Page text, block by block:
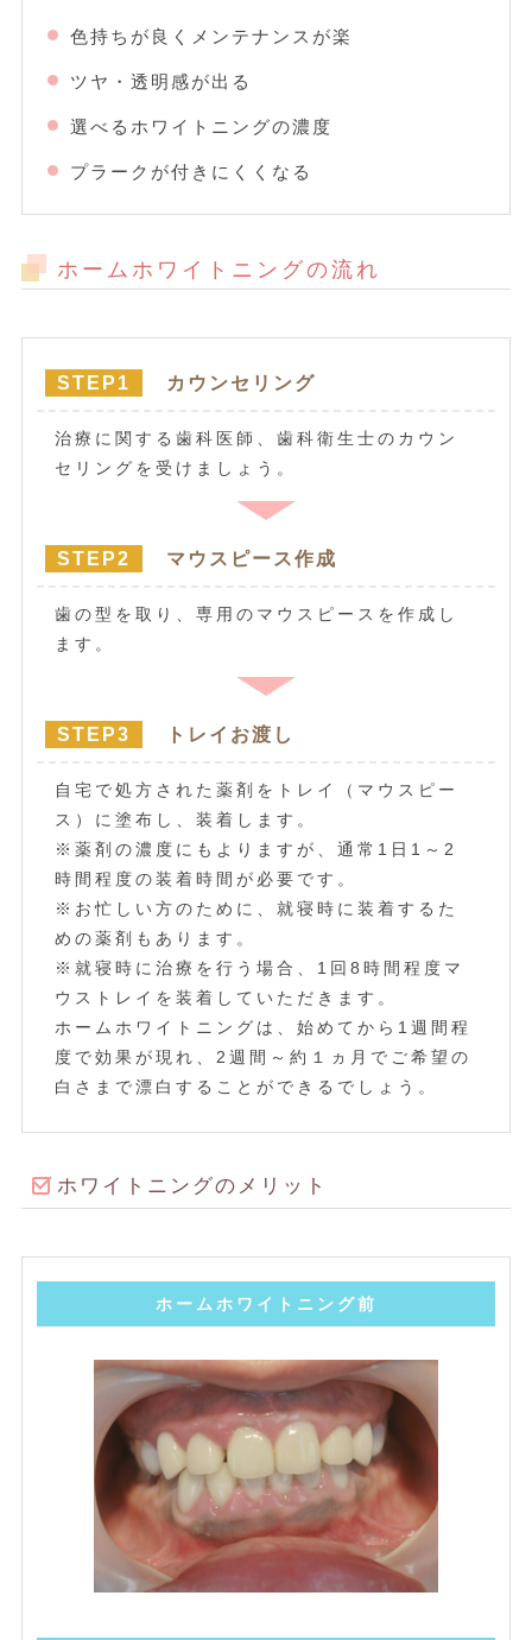
色持ちが良くメンテナンスが楽
ツヤ・透明感が出る
選べるホワイトニングの濃度
プラークが付きにくくなる
ホームホワイトニングの流れ
STEP1 カウンセリング
治療に関する歯科医師、歯科衛生士のカウン
セリングを受けましょう。
STEP2 マウスピース作成
歯の型を取り、専用のマウスピースを作成し
ます。
STEP3 トレイお渡し
自宅で処方された薬剤をトレイ（マウスピー
ス）に塗布し、装着します。
※薬剤の濃度にもよりますが、通常1日1～2
時間程度の装着時間が必要です。
※お忙しい方のために、就寝時に装着するた
めの薬剤もあります。
※就寝時に治療を行う場合、1回8時間程度マ
ウストレイを装着していただきます。
ホームホワイトニングは、始めてから1週間程
度で効果が現れ、2週間～約１ヵ月でご希望の
白さまで漂白することができるでしょう。
ホワイトニングのメリット
ホームホワイトニング前